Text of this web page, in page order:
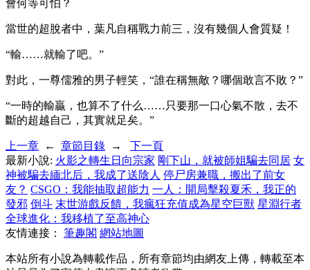
會何等可怕？
當世的超脫者中，葉凡自稱戰力前三，沒有幾個人會質疑！
“輸……就輸了吧。”
對此，一尊儒雅的男子輕笑，“誰在稱無敵？哪個敢言不敗？”
“一時的輸贏，也算不了什么……只要那一口心氣不散，去不
斷的超越自己，其實就足矣。”
上一章 ← 章節目錄 → 下一頁
最新小說: 火影之轉生日向宗家 剛下山，就被師姐騙去同居 女
神被騙去緬北后，我成了送陰人 停尸房兼職，搬出了前女
友？ CSGO：我能抽取超能力 一人：開局擊殺夏禾，我正的
發邪 倒斗 末世游戲反饋，我瘋狂充值成為星空巨獸 星淵行者
全球進化：我移植了至高神心
友情連接： 筆趣閣 網站地圖
本站所有小說為轉載作品，所有章節均由網友上傳，轉載至本